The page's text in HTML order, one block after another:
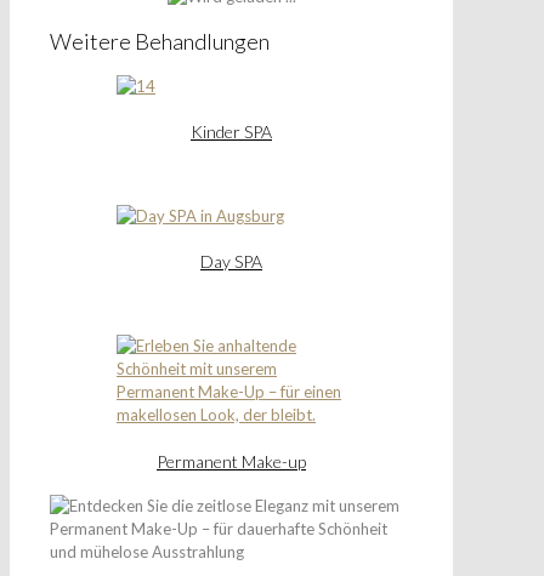
Weitere Behandlungen
Kinder SPA
Day SPA
Permanent Make-up